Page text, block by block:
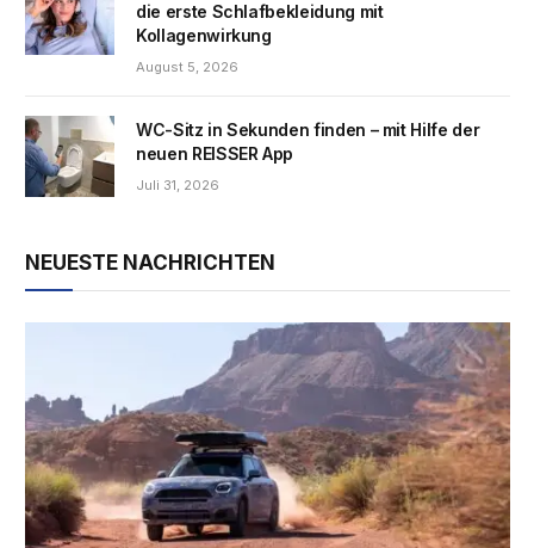
die erste Schlafbekleidung mit
Kollagenwirkung
August 5, 2026
WC-Sitz in Sekunden finden – mit Hilfe der
neuen REISSER App
Juli 31, 2026
NEUESTE NACHRICHTEN